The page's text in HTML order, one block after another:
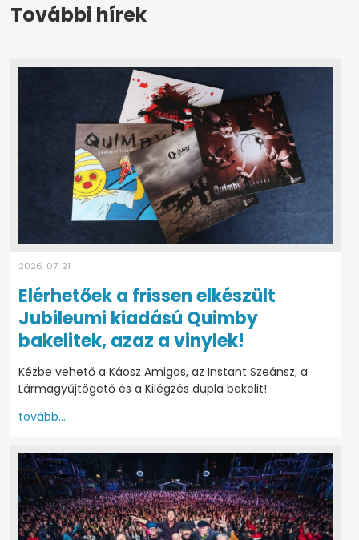
További hírek
2026. 07. 21
Elérhetőek a frissen elkészült
Jubileumi kiadású Quimby
bakelitek, azaz a vinylek!
Kézbe vehető a Káosz Amigos, az Instant Szeánsz, a
Lármagyűjtögető és a Kilégzés dupla bakelit!
tovább...